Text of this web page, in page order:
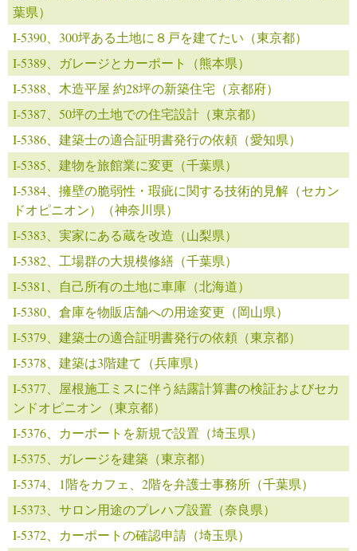
葉県）
I-5390、300坪ある土地に８戸を建てたい（東京都）
I-5389、ガレージとカーポート（熊本県）
I-5388、木造平屋 約28坪の新築住宅（京都府）
I-5387、50坪の土地での住宅設計（東京都）
I-5386、建築士の適合証明書発行の依頼（愛知県）
I-5385、建物を旅館業に変更（千葉県）
I-5384、擁壁の脆弱性・瑕疵に関する技術的見解（セカン
ドオピニオン）（神奈川県）
I-5383、実家にある蔵を改造（山梨県）
I-5382、工場群の大規模修繕（千葉県）
I-5381、自己所有の土地に車庫（北海道）
I-5380、倉庫を物販店舗への用途変更（岡山県）
I-5379、建築士の適合証明書発行の依頼（東京都）
I-5378、建築は3階建て（兵庫県）
I-5377、屋根施工ミスに伴う結露計算書の検証およびセカ
ンドオピニオン（東京都）
I-5376、カーポートを新規で設置（埼玉県）
I-5375、ガレージを建築（東京都）
I-5374、1階をカフェ、2階を弁護士事務所（千葉県）
I-5373、サロン用途のプレハブ設置（奈良県）
I-5372、カーポートの確認申請（埼玉県）